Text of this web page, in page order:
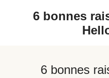
6 bonnes
6 bonnes